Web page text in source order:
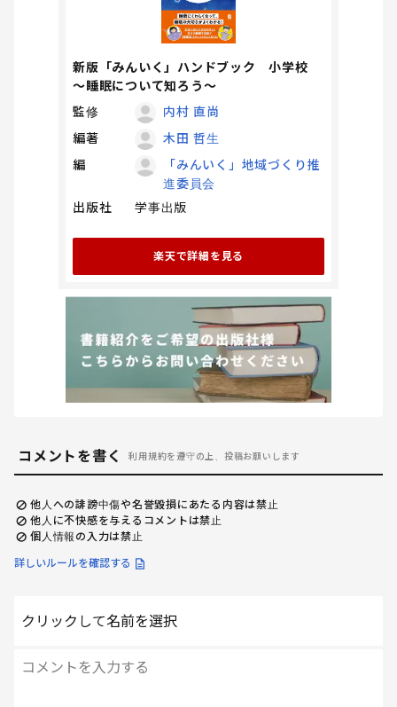
新版「みんいく」ハンドブック 小学校
～睡眠について知ろう～
監修
内村 直尚
編著
木田 哲生
編
「みんいく」地域づくり推
進委員会
出版社
学事出版
楽天で詳細を見る
コメントを書く 利用規約を遵守の上、投稿お願いします
他人への誹謗中傷や名誉毀損にあたる内容は禁止
他人に不快感を与えるコメントは禁止
個人情報の入力は禁止
詳しいルールを確認する
クリックして名前を選択